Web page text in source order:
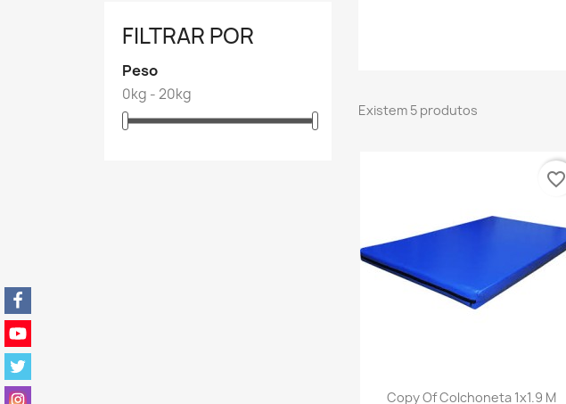
FILTRAR POR
Peso
0kg - 20kg
Existem 5 produtos
Visualização rápida
Copy Of Colchoneta 1x1.9 M
favorite_border